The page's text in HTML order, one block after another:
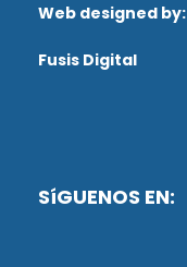
Web designed by:
Fusis Digital
SíGUENOS EN: